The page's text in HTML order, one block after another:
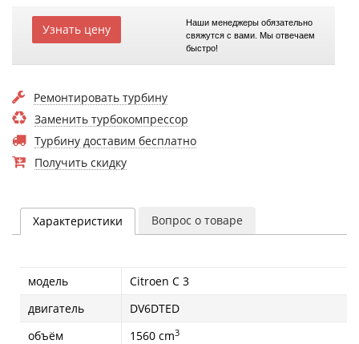
Узнать цену
Наши менеджеры обязательно
свяжутся с вами. Мы отвечаем
быстро!
Ремонтировать турбину
Заменить турбокомпрессор
Турбину доставим бесплатно
Получить скидку
Характеристики Вопрос о товаре
модель
Citroen C 3
двигатель
DV6DTED
объём
1560 cm3